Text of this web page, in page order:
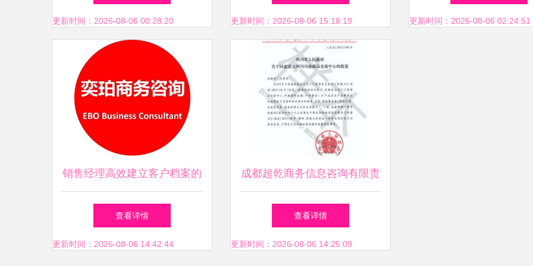
更新时间：2026-08-06 00:28:20 更新时间：2026-08-06 15:18:19 更新时间：2026-08-06 02:24:51
销售经理高效建立客户档案的
全流程指南
查看详情
更新时间：2026-08-06 14:42:44
成都超乾商务信息咨询有限责
任公司 专业商务信息咨询服
务解析
查看详情
更新时间：2026-08-06 14:25:09